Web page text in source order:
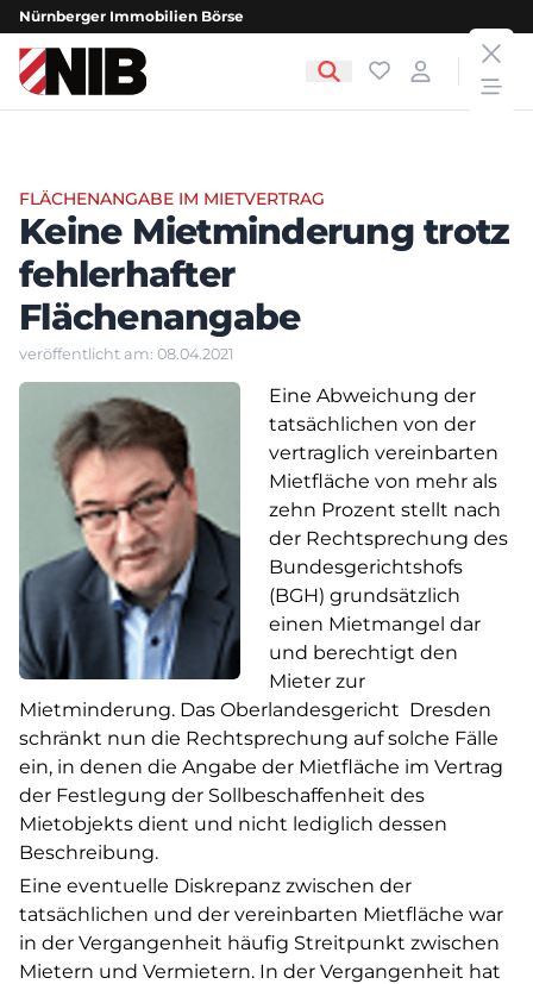
Nürnberger Immobilien Börse
NIB - Nürnberger Immobilien Börse Favoriten
Login
FLÄCHENANGABE IM MIETVERTRAG
Keine Mietminderung trotz
fehlerhafter
Flächenangabe
veröffentlicht am: 08.04.2021
Eine Abweichung der
tatsächlichen von der
vertraglich vereinbarten
Mietfläche von mehr als
zehn Prozent stellt nach
der Rechtsprechung des
Bundesgerichtshofs
(BGH) grundsätzlich
einen Mietmangel dar
und berechtigt den
Mieter zur
Mietminderung. Das Oberlandesgericht Dresden
schränkt nun die Rechtsprechung auf solche Fälle
ein, in denen die Angabe der Mietfläche im Vertrag
der Festlegung der Sollbeschaffenheit des
Mietobjekts dient und nicht lediglich dessen
Beschreibung.
Eine eventuelle Diskrepanz zwischen der
tatsächlichen und der vereinbarten Mietfläche war
in der Vergangenheit häufig Streitpunkt zwischen
Mietern und Vermietern. In der Vergangenheit hat